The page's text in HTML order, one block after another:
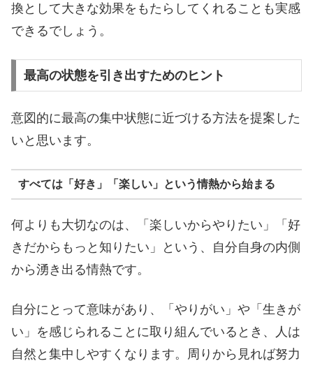
換として大きな効果をもたらしてくれることも実感
できるでしょう。
最高の状態を引き出すためのヒント
意図的に最高の集中状態に近づける方法を提案した
いと思います。
すべては「好き」「楽しい」という情熱から始まる
何よりも大切なのは、「楽しいからやりたい」「好
きだからもっと知りたい」という、自分自身の内側
から湧き出る情熱です。
自分にとって意味があり、「やりがい」や「生きが
い」を感じられることに取り組んでいるとき、人は
自然と集中しやすくなります。周りから見れば努力